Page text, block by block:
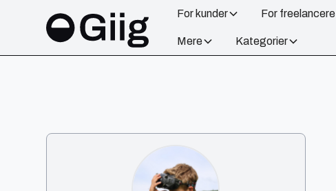
For kunder
For freelancere
Mere
Kategorier